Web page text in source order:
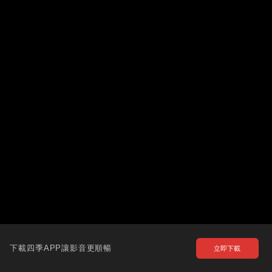
下載四季APP讓影音更順暢 立即下載